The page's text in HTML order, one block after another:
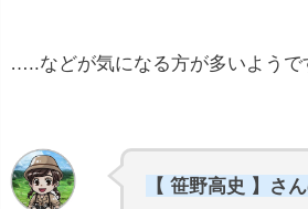
…..などが気になる方が多いようで
【 笹野高史 】さ